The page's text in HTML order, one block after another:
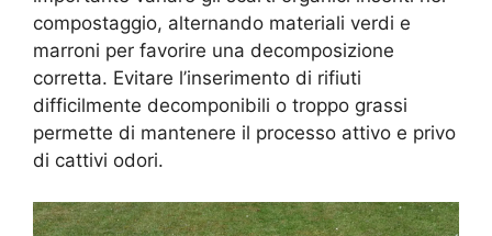
compostaggio, alternando materiali verdi e
marroni per favorire una decomposizione
corretta. Evitare l’inserimento di rifiuti
difficilmente decomponibili o troppo grassi
permette di mantenere il processo attivo e privo
di cattivi odori.